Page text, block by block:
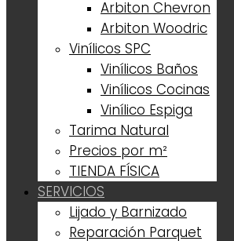
Arbiton Chevron
Arbiton Woodric
Vinílicos SPC
Vinílicos Baños
Vinílicos Cocinas
Vinílico Espiga
Tarima Natural
Precios por m²
TIENDA FÍSICA
SERVICIOS
Lijado y Barnizado
Reparación Parquet